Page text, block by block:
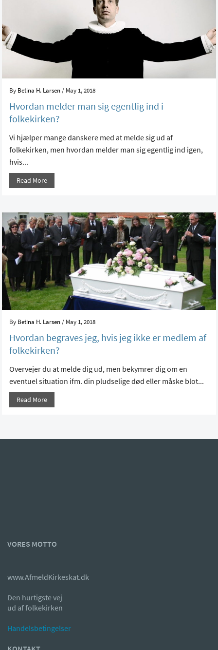
By Betina H. Larsen / May 1, 2018
Hvordan melder man sig egentlig ind i
folkekirken?
Vi hjælper mange danskere med at melde sig ud af
folkekirken, men hvordan melder man sig egentlig ind igen,
hvis...
Read More
By Betina H. Larsen / May 1, 2018
Hvordan begraves jeg, hvis jeg ikke er medlem af
folkekirken?
Overvejer du at melde dig ud, men bekymrer dig om en
eventuel situation ifm. din pludselige død eller måske blot...
Read More
VORES MOTTO
www.AfmeldKirkeskat.dk
Den hurtigste vej
ud af folkekirken
Handelsbetingelser